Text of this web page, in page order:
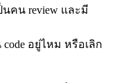
นคน review และมี
code อยู่ไหม หรือเลิก